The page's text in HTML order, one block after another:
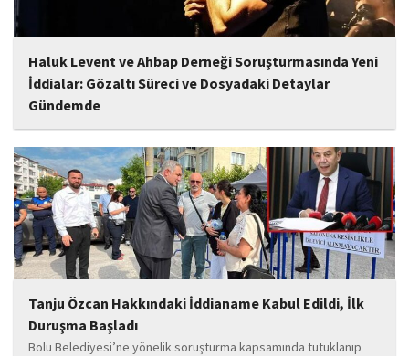
Haluk Levent ve Ahbap Derneği Soruşturmasında Yeni
İddialar: Gözaltı Süreci ve Dosyadaki Detaylar
Gündemde
İstanbul Cumhuriyet Başsavcılığı tarafından yürütülen ve Haluk
Levent ile kurucusu olduğu Ahbap Derneği'ni kapsadığı belirtilen
soruşturmaya ilişkin yeni iddialar gündeme geldi. Edinilen
bilgilere göre, soruşturmanın ani bir operasyonla değil, aylar...
Tanju Özcan Hakkındaki İddianame Kabul Edildi, İlk
Duruşma Başladı
Bolu Belediyesi’ne yönelik soruşturma kapsamında tutuklanıp